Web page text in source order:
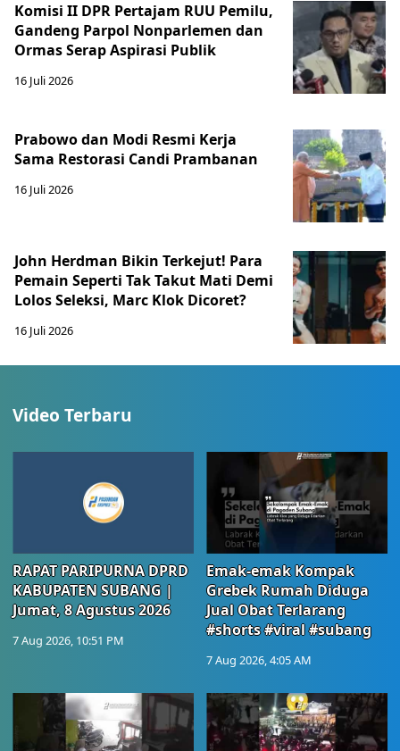
Komisi II DPR Pertajam RUU Pemilu,
Gandeng Parpol Nonparlemen dan
Ormas Serap Aspirasi Publik
16 Juli 2026
Prabowo dan Modi Resmi Kerja
Sama Restorasi Candi Prambanan
16 Juli 2026
John Herdman Bikin Terkejut! Para
Pemain Seperti Tak Takut Mati Demi
Lolos Seleksi, Marc Klok Dicoret?
16 Juli 2026
Video Terbaru
RAPAT PARIPURNA DPRD
KABUPATEN SUBANG |
Jumat, 8 Agustus 2026
7 Aug 2026, 10:51 PM
Emak-emak Kompak
Grebek Rumah Diduga
Jual Obat Terlarang
#shorts #viral #subang
7 Aug 2026, 4:05 AM